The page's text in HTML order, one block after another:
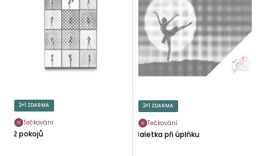
T
ŮU
K
T
2+1 ZDARMA
Tečkování
12 pokojů
2+1 ZDARMA
Tečkování
Baletka při úplňku